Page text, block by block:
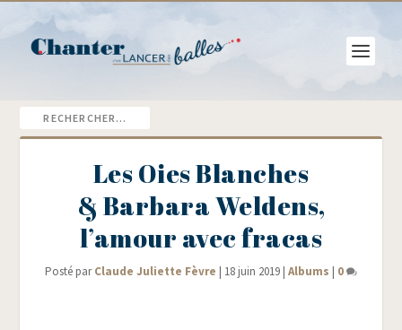
Les Oies Blanches
& Barbara Weldens,
l’amour avec fracas
Posté parClaude Juliette Fèvre | 18 juin 2019 | Albums | 0